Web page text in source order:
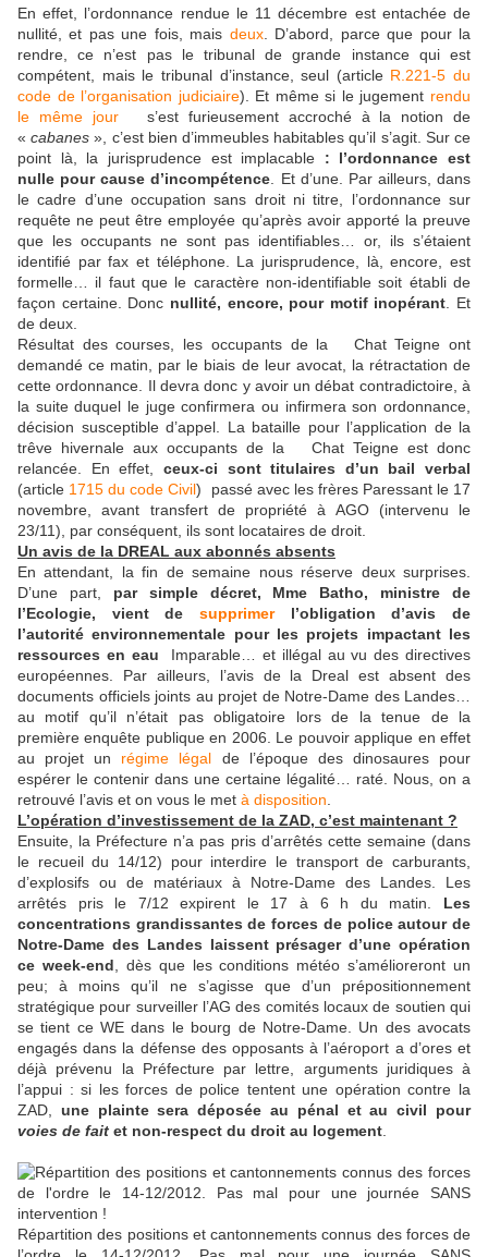
En effet, l’ordonnance rendue le 11 décembre est entachée de
nullité, et pas une fois, mais deux. D’abord, parce que pour la
rendre, ce n’est pas le tribunal de grande instance qui est
compétent, mais le tribunal d’instance, seul (article R.221-5 du
code de l’organisation judiciaire). Et même si le jugement rendu
le même jours’est furieusement accroché à la notion de
«cabanes», c’est bien d’immeubles habitables qu’il s’agit. Sur ce
point là, la jurisprudence est implacable : l’ordonnance est
nulle pour cause d’incompétence . Et d’une. Par ailleurs, dans
le cadre d’une occupation sans droit ni titre, l’ordonnance sur
requête ne peut être employée qu’après avoir apporté la preuve
que les occupants ne sont pas identifiables… or, ils s’étaient
identifié par fax et téléphone. La jurisprudence, là, encore, est
formelle… il faut que le caractère non-identifiable soit établi de
façon certaine. Donc nullité, encore, pour motif inopérant . Et
de deux.
Résultat des courses, les occupants de la Chat Teigne ont
demandé ce matin, par le biais de leur avocat, la rétractation de
cette ordonnance. Il devra donc y avoir un débat contradictoire, à
la suite duquel le juge confirmera ou infirmera son ordonnance,
décision susceptible d’appel. La bataille pour l’application de la
trêve hivernale aux occupants de la Chat Teigne est donc
relancée. En effet, ceux-ci sont titulaires d’un bail verbal
(article 1715 du code Civil) passé avec les frères Paressant le 17
novembre, avant transfert de propriété à AGO (intervenu le
23/11), par conséquent, ils sont locataires de droit.
Un avis de la DREAL aux abonnés absents
En attendant, la fin de semaine nous réserve deux surprises.
D’une part, par simple décret, Mme Batho, ministre de
l’Ecologie, vient de supprimerl’obligation d’avis de
l’autorité environnementale pour les projets impactant les
ressources en eau Imparable… et illégal au vu des directives
européennes. Par ailleurs, l’avis de la Dreal est absent des
documents officiels joints au projet de Notre-Dame des Landes…
au motif qu’il n’était pas obligatoire lors de la tenue de la
première enquête publique en 2006. Le pouvoir applique en effet
au projet un régime légal de l’époque des dinosaures pour
espérer le contenir dans une certaine légalité… raté. Nous, on a
retrouvé l’avis et on vous le met à disposition
L’opération d’investissement de la ZAD, c’est maintenant ?
Ensuite, la Préfecture n’a pas pris d’arrêtés cette semaine (dans
le recueil du 14/12) pour interdire le transport de carburants,
d’explosifs ou de matériaux à Notre-Dame des Landes. Les
arrêtés pris le 7/12 expirent le 17 à 6 h du matin. Les
concentrations grandissantes de forces de police autour de
Notre-Dame des Landes laissent présager d’une opération
ce week-end , dès que les conditions météo s’amélioreront un
peu; à moins qu’il ne s’agisse que d’un prépositionnement
stratégique pour surveiller l’AG des comités locaux de soutien qui
se tient ce WE dans le bourg de Notre-Dame. Un des avocats
engagés dans la défense des opposants à l’aéroport a d’ores et
déjà prévenu la Préfecture par lettre, arguments juridiques à
l’appui : si les forces de police tentent une opération contre la
ZAD, une plainte sera déposée au pénal et au civil pour
voies de fait et non-respect du droit au logement
Répartition des positions et cantonnements connus des forces de